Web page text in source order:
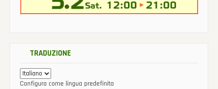
TRADUZIONE
Configura come lingua predefinita